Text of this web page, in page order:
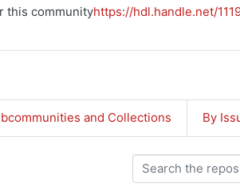
this communityhttps://hdl.handle.net/
and Collections By